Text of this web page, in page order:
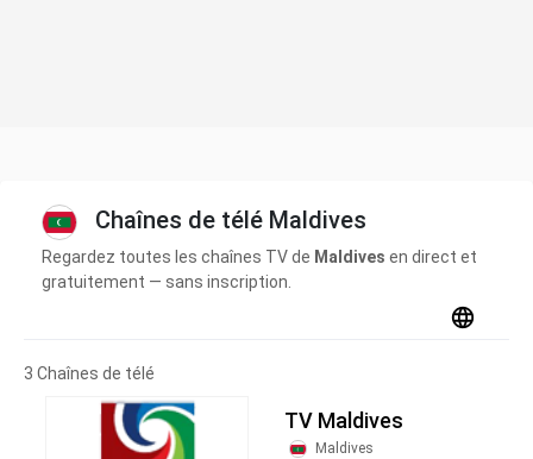
Chaînes de télé Maldives
Regardez toutes les chaînes TV de Maldives en direct et
gratuitement — sans inscription.
3 Chaînes de télé
TV Maldives
Maldives